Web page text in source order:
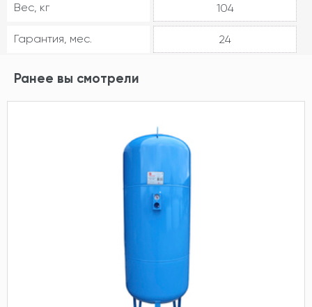
Вес, кг 104
Гарантия, мес. 24
Ранее вы смотрели